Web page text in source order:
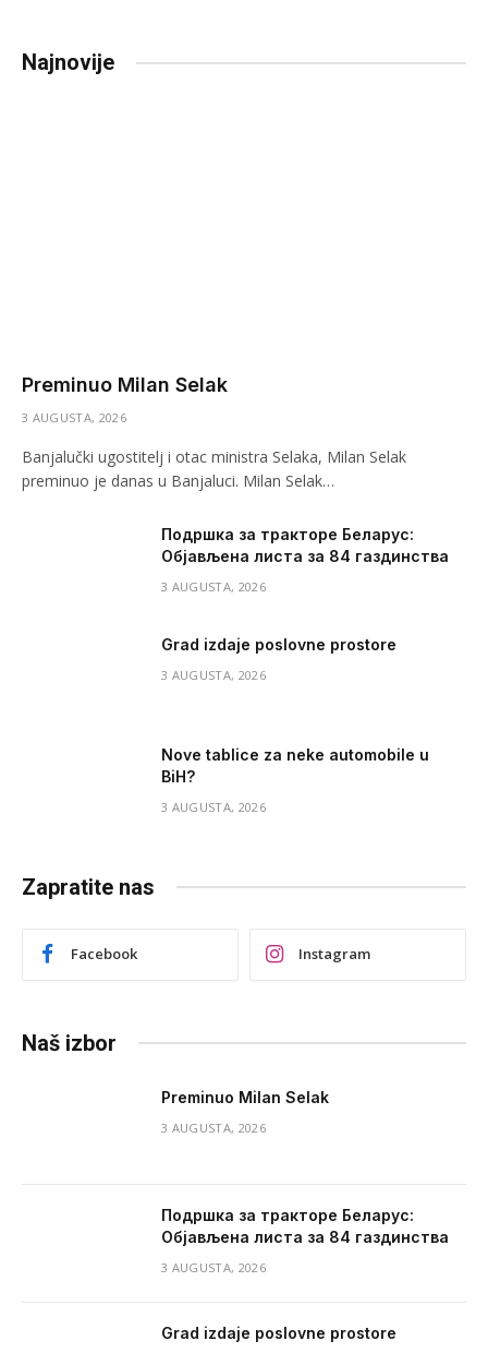
Najnovije
Preminuo Milan Selak
3 AUGUSTA, 2026
Banjalučki ugostitelj i otac ministra Selaka, Milan Selak
preminuo je danas u Banjaluci. Milan Selak…
Подршка за тракторе Беларус:
Објављена листа за 84 газдинства
3 AUGUSTA, 2026
Grad izdaje poslovne prostore
3 AUGUSTA, 2026
Nove tablice za neke automobile u
BiH?
3 AUGUSTA, 2026
Zapratite nas
Facebook Instagram
Naš izbor
Preminuo Milan Selak
3 AUGUSTA, 2026
Подршка за тракторе Беларус:
Објављена листа за 84 газдинства
3 AUGUSTA, 2026
Grad izdaje poslovne prostore